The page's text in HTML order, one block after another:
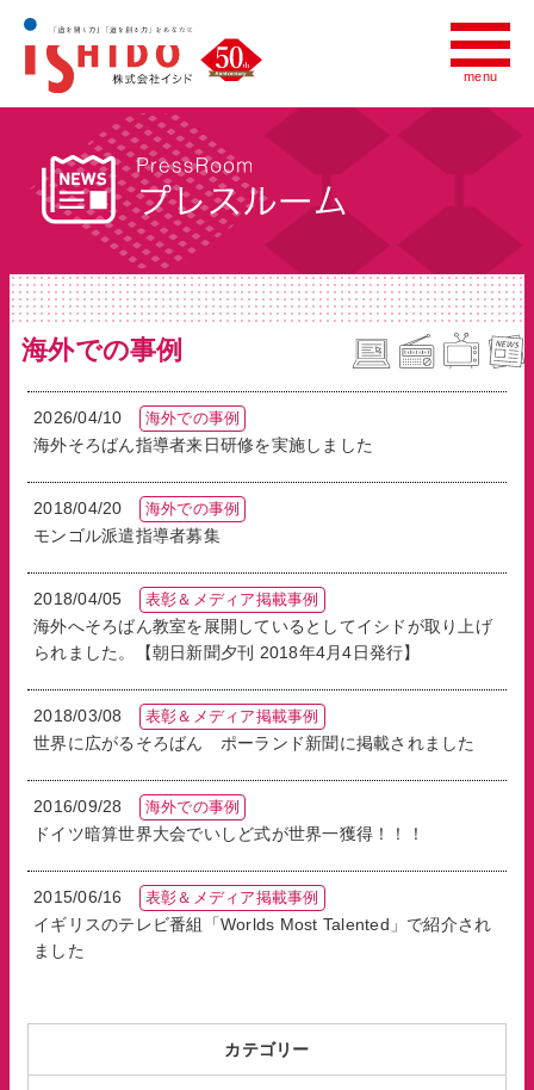
menu
menu
会社情報
いしど式について
世界への広がり
プレスルーム
いしど式の教室をお探しの方へ
財団法人全国珠算連盟
白井そろばん博物館
プライバシーポリシー
海外での事例
2026/04/10 海外での事例
海外そろばん指導者来日研修を実施しました
2018/04/20 海外での事例
モンゴル派遣指導者募集
2018/04/05 表彰＆メディア掲載事例
海外へそろばん教室を展開しているとしてイシドが取り上げ
られました。【朝日新聞夕刊 2018年4月4日発行】
2018/03/08 表彰＆メディア掲載事例
世界に広がるそろばん ポーランド新聞に掲載されました
2016/09/28 海外での事例
ドイツ暗算世界大会でいしど式が世界一獲得！！！
2015/06/16 表彰＆メディア掲載事例
イギリスのテレビ番組「Worlds Most Talented」で紹介され
ました
カテゴリー